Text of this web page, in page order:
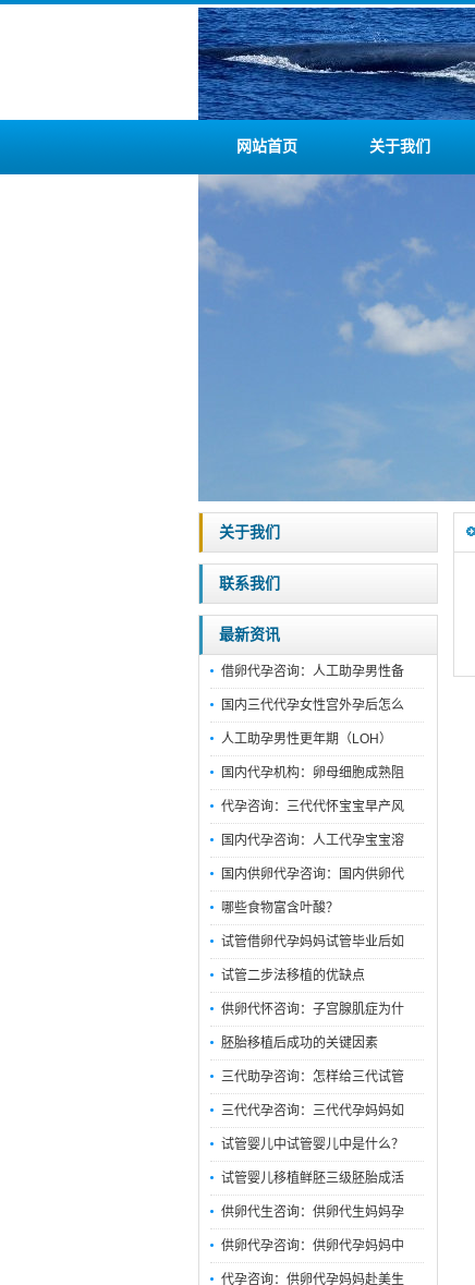
网站首页 关于我们
关于我们
联系我们
最新资讯
借卵代孕咨询：人工助孕男性备
国内三代代孕女性宫外孕后怎么
人工助孕男性更年期（LOH）
国内代孕机构：卵母细胞成熟阻
代孕咨询：三代代怀宝宝早产风
国内代孕咨询：人工代孕宝宝溶
国内供卵代孕咨询：国内供卵代
哪些食物富含叶酸？
试管借卵代孕妈妈试管毕业后如
试管二步法移植的优缺点
供卵代怀咨询：子宫腺肌症为什
胚胎移植后成功的关键因素
三代助孕咨询：怎样给三代试管
三代代孕咨询：三代代孕妈妈如
试管婴儿中试管婴儿中是什么？
试管婴儿移植鲜胚三级胚胎成活
供卵代生咨询：供卵代生妈妈孕
供卵代孕咨询：供卵代孕妈妈中
代孕咨询：供卵代孕妈妈赴美生